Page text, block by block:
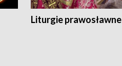
Liturgie prawosławne